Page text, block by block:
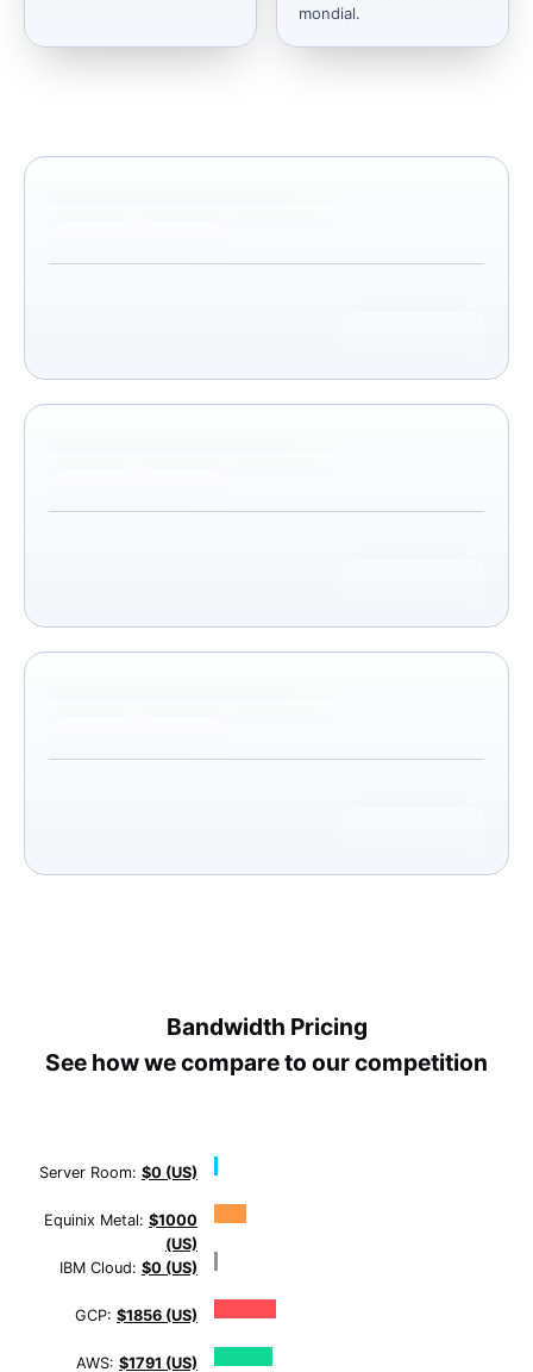
mondial.
Bandwidth Pricing
See how we compare to our competition
Server Room: $0 (US)
Equinix Metal: $1000
(US)
IBM Cloud: $0 (US)
GCP: $1856 (US)
AWS: $1791 (US)